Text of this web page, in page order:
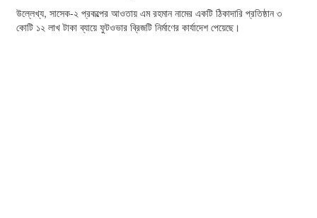
উল্লেখ্য, সাসেক-২ প্রকল্পের আওতায় এম রহমান নামের একটি ঠিকাদারি প্রতিষ্ঠান ৩
কোটি ১২ লাখ টাকা ব্যায়ে ফুটওভার ব্রিজটি নির্মাণের কার্যাদেশ পেয়েছে।